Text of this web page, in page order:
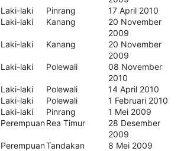
Laki-laki Pinrang
17 April 2010
Laki-laki Kanang
20 November
2009
Laki-laki Kanang
20 November
2009
Laki-laki Polewali
08 November
2010
Laki-laki Polewali
14 April 2010
Laki-laki Polewali
1 Februari 2010
Laki-laki Pinrang
1 Mei 2009
PerempuanRea Timur
28 Desember
2009
PerempuanTandakan
8 Mei 2009